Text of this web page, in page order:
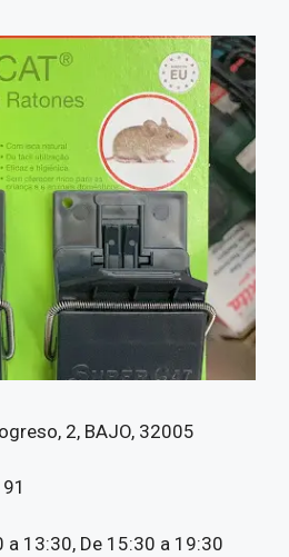
2, BAJO, 32005
a 13:30, De 15:30 a 19:30